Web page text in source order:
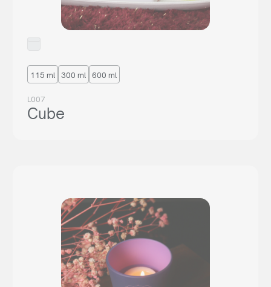
115 ml 300 ml 600 ml
L007
Cube